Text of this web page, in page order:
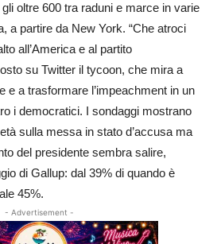
oltre 600 tra raduni e marce in varie
a partire da New York. “Che atroci
all’America e al partito
su Twitter il tycoon, che mira a
e a trasformare l’impeachment in un
i democratici. I sondaggi mostrano
sulla messa in stato d’accusa ma
del presidente sembra salire,
di Gallup: dal 39% di quando è
45%.
- Advertisement -